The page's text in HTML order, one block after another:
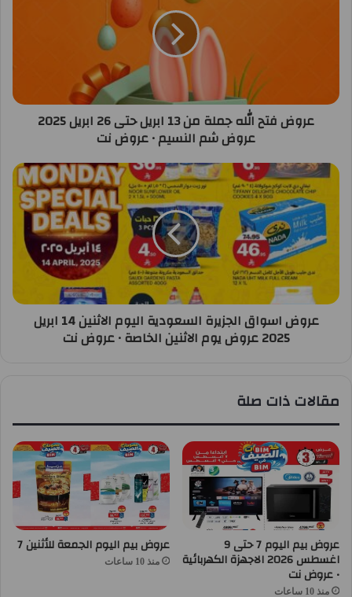
عروض فتح الله جملة من 13 ابريل حتى 26 ابريل 2025
عروض شم النسيم • عروض نت
عروض اسواق الجزيرة السعودية اليوم الاثنين 14 ابريل
2025 عروض يوم الاثنين الخاصة • عروض نت
مقالات ذات صلة
عروض بيم اليوم 7 حتى 9
اغسطس 2026 الاجهزة الكهربائية
• عروض نت
منذ 10 ساعات
عروض بيم اليوم الجمعة للأثنين 7
منذ 10 ساعات